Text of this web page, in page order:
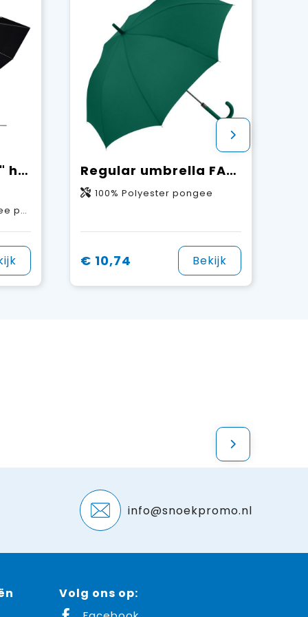
SCX.design R01 28" halfautomatische paraplu
Rubber
Regular umbrella FARE® Fashion AC
100% Polyester pongee
€ 10,74 Bekijk
info@snoekpromo.nl
Volg ons op: